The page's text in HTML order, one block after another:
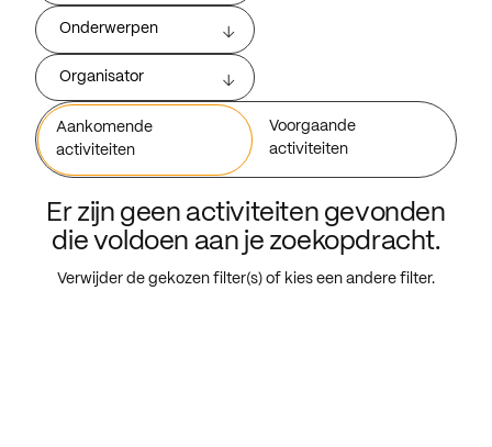
Onderwerpen
Organisator
Aankomende
activiteiten
Voorgaande
activiteiten
Er zijn geen activiteiten gevonden
die voldoen aan je zoekopdracht.
Verwijder de gekozen filter(s) of kies een andere filter.